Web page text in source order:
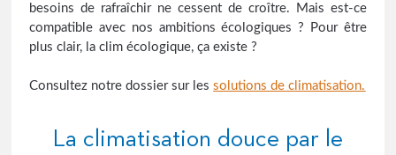
besoins de rafraîchir ne cessent de croître. Mais est-ce
compatible avec nos ambitions écologiques ? Pour être
plus clair, la clim écologique, ça existe ?
Consultez notre dossier sur lessolutions de climatisation.
La climatisation douce par le